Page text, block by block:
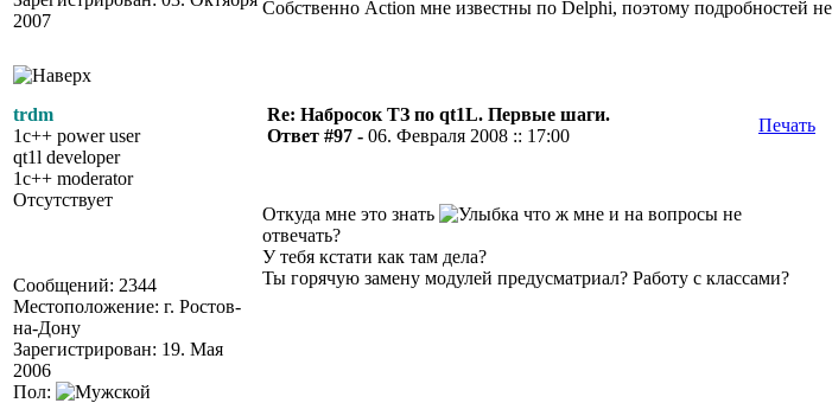
2007
Собственно Action мне известны по Delphi, поэтому подробностей
trdm
1c++ power user
qt1l developer
1c++ moderator
Отсутствует
Сообщений: 2344
Местоположение: г. Ростов-
на-Дону
Зарегистрирован: 19. Мая
2006
Пол:
Re: Набросок ТЗ по qt1L. Первые шаги.
Ответ #97 - 06. Февраля 2008 :: 17:00
Печать
Откуда мне это знать
что ж мне и на вопросы не
отвечать?
У тебя кстати как там дела?
Ты горячую замену модулей предусматриал? Работу с классами?